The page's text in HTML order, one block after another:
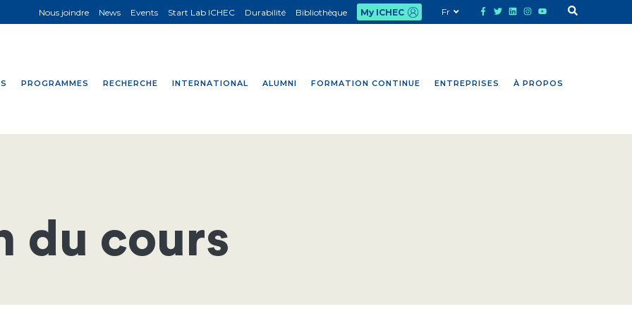
PROGRAMMES RECHERCHE INTERNATIONAL ALUMNI FORMATION CONTINUE ENTREPRISES À PROPOS
Nous joindre News Events Start Lab ICHEC Durabilité Bibliothèque My ICHEC Fr
du cours